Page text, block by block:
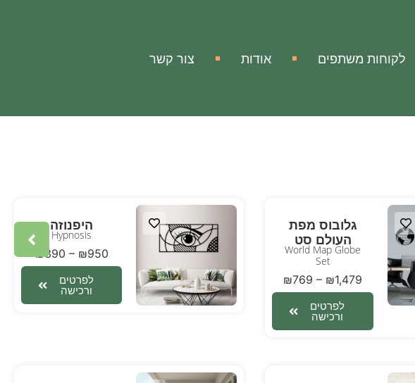
לקוחות משתפים אודות צור קשר
גלובוס מפת
העולם סט
World Map Globe
Set
₪769 – ₪1,479
לפרטים
ורכישה
היפנוזה
Hypnosis
₪390 – ₪950
לפרטים
ורכישה